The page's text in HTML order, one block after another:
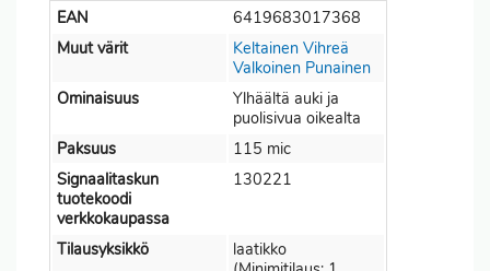
EAN
6419683017368
Muut värit
Keltainen Vihreä
Valkoinen Punainen
Ominaisuus
Ylhäältä auki ja
puolisivua oikealta
Paksuus
115 mic
Signaalitaskun
tuotekoodi
verkkokaupassa
130221
Tilausyksikkö
laatikko